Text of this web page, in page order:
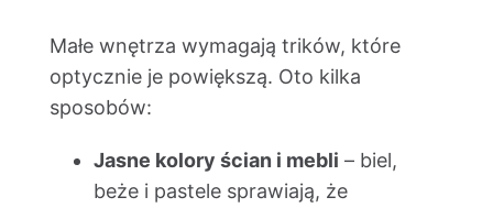
Małe wnętrza wymagają trików, które
optycznie je powiększą. Oto kilka
sposobów:
Jasne kolory ścian i mebli – biel,
beże i pastele sprawiają, że